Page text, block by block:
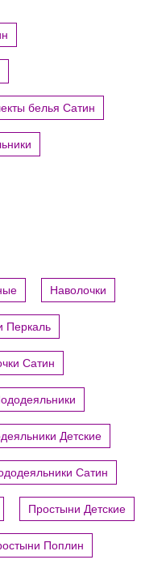
белья Сатин
Наволочки
Перкаль
Сатин
Детские
Сатин
Простыни Детские
Поплин